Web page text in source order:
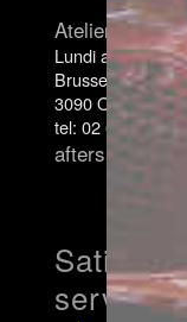
Atelier
Lundi au
3090 Overijse
tel: 02 658 21 41
service